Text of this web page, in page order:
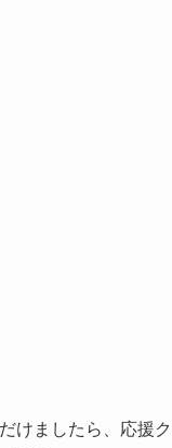
けましたら、応援ク